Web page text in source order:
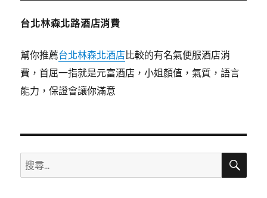
台北林森北路酒店消費
幫你推薦台北林森北酒店比較的有名氣便服酒店消
費，首屈一指就是元富酒店，小姐顏值，氣質，語言
能力，保證會讓你滿意
搜
尋
搜